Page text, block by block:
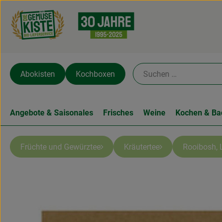
Abokisten Kochboxen
Angebote & Saisonales Frisches Weine Kochen &
Früchte und Gewürztee Kräutertee Rooibosh,